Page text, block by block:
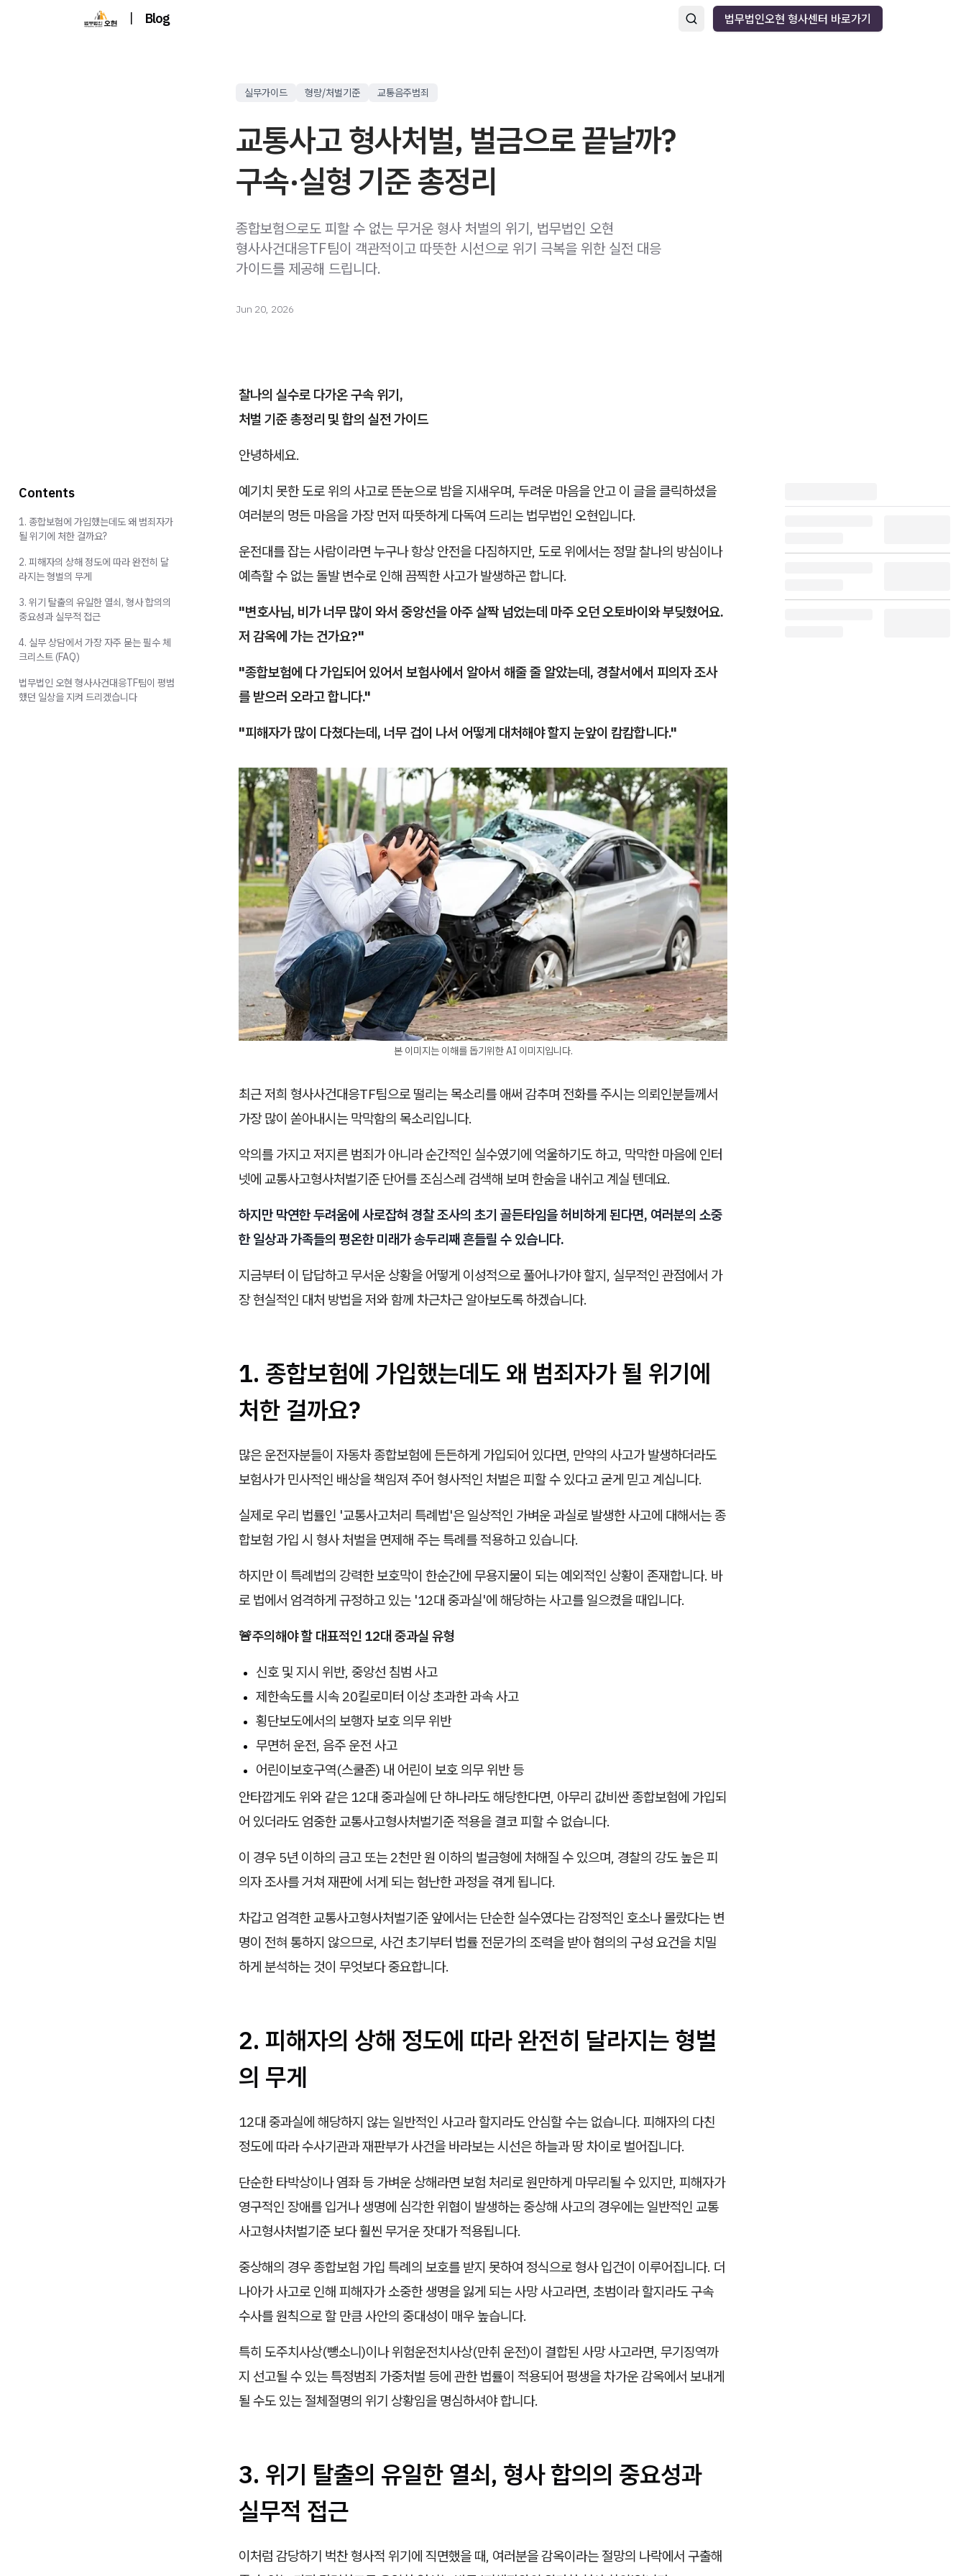
| Blog 법무법인오현 형사센터 바로가기
실무가이드 형량/처벌기준 교통음주범죄
교통사고 형사처벌, 벌금으로 끝날까?
구속·실형 기준 총정리
종합보험으로도 피할 수 없는 무거운 형사 처벌의 위기, 법무법인 오현
형사사건대응TF팀이 객관적이고 따뜻한 시선으로 위기 극복을 위한 실전 대응
가이드를 제공해 드립니다.
Jun 20, 2026
찰나의 실수로 다가온 구속 위기,
처벌 기준 총정리 및 합의 실전 가이드
안녕하세요.
예기치 못한 도로 위의 사고로 뜬눈으로 밤을 지새우며, 두려운 마음을 안고 이 글을 클릭하셨을
여러분의 멍든 마음을 가장 먼저 따뜻하게 다독여 드리는 법무법인 오현입니다.
운전대를 잡는 사람이라면 누구나 항상 안전을 다짐하지만, 도로 위에서는 정말 찰나의 방심이나
예측할 수 없는 돌발 변수로 인해 끔찍한 사고가 발생하곤 합니다.
"변호사님, 비가 너무 많이 와서 중앙선을 아주 살짝 넘었는데 마주 오던 오토바이와 부딪혔어요.
저 감옥에 가는 건가요?"
"종합보험에 다 가입되어 있어서 보험사에서 알아서 해줄 줄 알았는데, 경찰서에서 피의자 조사
를 받으러 오라고 합니다."
"피해자가 많이 다쳤다는데, 너무 겁이 나서 어떻게 대처해야 할지 눈앞이 캄캄합니다."
본 이미지는 이해를 돕기위한 AI 이미지입니다.
최근 저희 형사사건대응TF팀으로 떨리는 목소리를 애써 감추며 전화를 주시는 의뢰인분들께서
가장 많이 쏟아내시는 막막함의 목소리입니다.
악의를 가지고 저지른 범죄가 아니라 순간적인 실수였기에 억울하기도 하고, 막막한 마음에 인터
넷에 교통사고형사처벌기준 단어를 조심스레 검색해 보며 한숨을 내쉬고 계실 텐데요.
하지만 막연한 두려움에 사로잡혀 경찰 조사의 초기 골든타임을 허비하게 된다면, 여러분의 소중
한 일상과 가족들의 평온한 미래가 송두리째 흔들릴 수 있습니다.
지금부터 이 답답하고 무서운 상황을 어떻게 이성적으로 풀어나가야 할지, 실무적인 관점에서 가
장 현실적인 대처 방법을 저와 함께 차근차근 알아보도록 하겠습니다.
1. 종합보험에 가입했는데도 왜 범죄자가 될 위기에
처한 걸까요?
많은 운전자분들이 자동차 종합보험에 든든하게 가입되어 있다면, 만약의 사고가 발생하더라도
보험사가 민사적인 배상을 책임져 주어 형사적인 처벌은 피할 수 있다고 굳게 믿고 계십니다.
실제로 우리 법률인 '교통사고처리 특례법'은 일상적인 가벼운 과실로 발생한 사고에 대해서는 종
합보험 가입 시 형사 처벌을 면제해 주는 특례를 적용하고 있습니다.
하지만 이 특례법의 강력한 보호막이 한순간에 무용지물이 되는 예외적인 상황이 존재합니다. 바
로 법에서 엄격하게 규정하고 있는 '12대 중과실'에 해당하는 사고를 일으켰을 때입니다.
🚨주의해야 할 대표적인 12대 중과실 유형
신호 및 지시 위반, 중앙선 침범 사고
제한속도를 시속 20킬로미터 이상 초과한 과속 사고
횡단보도에서의 보행자 보호 의무 위반
무면허 운전, 음주 운전 사고
어린이보호구역(스쿨존) 내 어린이 보호 의무 위반 등
안타깝게도 위와 같은 12대 중과실에 단 하나라도 해당한다면, 아무리 값비싼 종합보험에 가입되
어 있더라도 엄중한 교통사고형사처벌기준 적용을 결코 피할 수 없습니다.
이 경우 5년 이하의 금고 또는 2천만 원 이하의 벌금형에 처해질 수 있으며, 경찰의 강도 높은 피
의자 조사를 거쳐 재판에 서게 되는 험난한 과정을 겪게 됩니다.
차갑고 엄격한 교통사고형사처벌기준 앞에서는 단순한 실수였다는 감정적인 호소나 몰랐다는 변
명이 전혀 통하지 않으므로, 사건 초기부터 법률 전문가의 조력을 받아 혐의의 구성 요건을 치밀
하게 분석하는 것이 무엇보다 중요합니다.
2. 피해자의 상해 정도에 따라 완전히 달라지는 형벌
의 무게
12대 중과실에 해당하지 않는 일반적인 사고라 할지라도 안심할 수는 없습니다. 피해자의 다친
정도에 따라 수사기관과 재판부가 사건을 바라보는 시선은 하늘과 땅 차이로 벌어집니다.
단순한 타박상이나 염좌 등 가벼운 상해라면 보험 처리로 원만하게 마무리될 수 있지만, 피해자가
영구적인 장애를 입거나 생명에 심각한 위협이 발생하는 중상해 사고의 경우에는 일반적인 교통
사고형사처벌기준 보다 훨씬 무거운 잣대가 적용됩니다.
중상해의 경우 종합보험 가입 특례의 보호를 받지 못하여 정식으로 형사 입건이 이루어집니다. 더
나아가 사고로 인해 피해자가 소중한 생명을 잃게 되는 사망 사고라면, 초범이라 할지라도 구속
수사를 원칙으로 할 만큼 사안의 중대성이 매우 높습니다.
특히 도주치사상(뺑소니)이나 위험운전치사상(만취 운전)이 결합된 사망 사고라면, 무기징역까
지 선고될 수 있는 특정범죄 가중처벌 등에 관한 법률이 적용되어 평생을 차가운 감옥에서 보내게
될 수도 있는 절체절명의 위기 상황임을 명심하셔야 합니다.
3. 위기 탈출의 유일한 열쇠, 형사 합의의 중요성과
실무적 접근
이처럼 감당하기 벅찬 형사적 위기에 직면했을 때, 여러분을 감옥이라는 절망의 나락에서 구출해
Contents
1. 종합보험에 가입했는데도 왜 범죄자가
될 위기에 처한 걸까요?
2. 피해자의 상해 정도에 따라 완전히 달
라지는 형벌의 무게
3. 위기 탈출의 유일한 열쇠, 형사 합의의
중요성과 실무적 접근
4. 실무 상담에서 가장 자주 묻는 필수 체
크리스트 (FAQ)
법무법인 오현 형사사건대응TF팀이 평범
했던 일상을 지켜 드리겠습니다